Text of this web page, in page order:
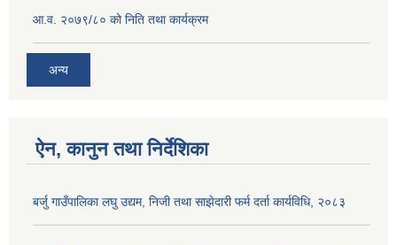
आ.व. २०७९/८० को निति तथा कार्यक्रम
अन्य
ऐन, कानुन तथा निर्देशिका
बर्जु गाउँपालिका लघु उद्यम, निजी तथा साझेदारी फर्म दर्ता कार्यविधि, २०८३